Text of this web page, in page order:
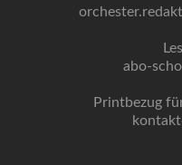
abo-
Printbezug